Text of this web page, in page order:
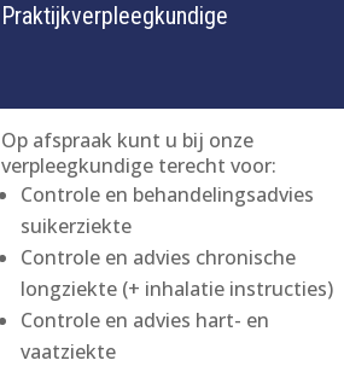
Praktijkverpleegkundige
Op afspraak kunt u bij onze
verpleegkundige terecht voor:
Controle en behandelingsadvies
suikerziekte
Controle en advies chronische
longziekte (+ inhalatie instructies)
Controle en advies hart- en
vaatziekte